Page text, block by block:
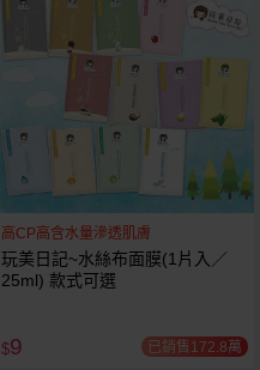
高CP高含水量滲透肌膚
玩美日記~水絲布面膜(1片入／
25ml) 款式可選
$9 已銷售172.8萬